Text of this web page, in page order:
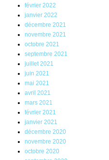
février 2022
janvier 2022
décembre 2021
novembre 2021
octobre 2021
septembre 2021
juillet 2021
juin 2021
mai 2021
avril 2021
mars 2021
février 2021
janvier 2021
décembre 2020
novembre 2020
octobre 2020